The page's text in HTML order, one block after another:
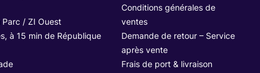
Parc / ZI Ouest
à 15 min de République
Conditions générales de
ventes
Demande de retour – Service
après vente
Frais de port & livraison